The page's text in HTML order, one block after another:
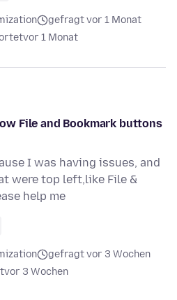
gefragt vor 1 Monat
vor 1 Monat
File and Bookmark buttons
I was having issues, and
were top left,like File &
help me
gefragt vor 3 Wochen
vor 3 Wochen